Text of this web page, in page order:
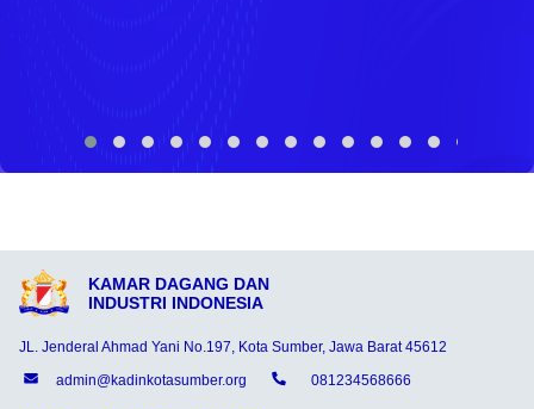
KAMAR DAGANG DAN
INDUSTRI INDONESIA
JL. Jenderal Ahmad Yani No.197, Kota Sumber, Jawa Barat 45612
admin@kadinkotasumber.org
081234568666